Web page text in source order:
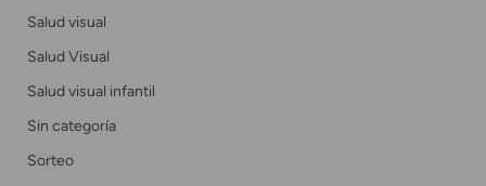
Salud visual
Salud Visual
Salud visual infantil
Sin categoría
Sorteo